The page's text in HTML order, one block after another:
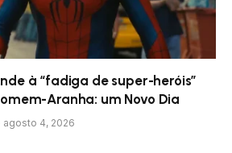
à “fadiga de super-heróis”
Aranha: um Novo Dia
agosto 4, 2026